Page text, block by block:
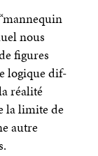
nous
figures
logique dif­
réa­lité
la limite de
autre